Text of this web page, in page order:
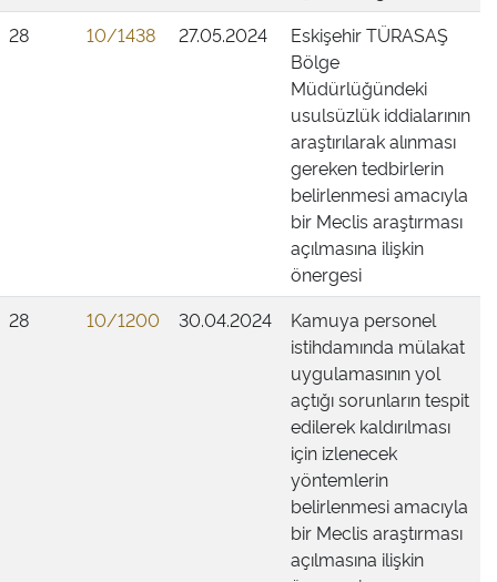
28
10/1438 27.05.2024
Eskişehir TÜRASAŞ
Bölge
Müdürlüğündeki
usulsüzlük iddialarının
araştırılarak alınması
gereken tedbirlerin
belirlenmesi amacıyla
bir Meclis araştırması
açılmasına ilişkin
önergesi
28
10/1200 30.04.2024
Kamuya personel
istihdamında mülakat
uygulamasının yol
açtığı sorunların tespit
edilerek kaldırılması
için izlenecek
yöntemlerin
belirlenmesi amacıyla
bir Meclis araştırması
açılmasına ilişkin